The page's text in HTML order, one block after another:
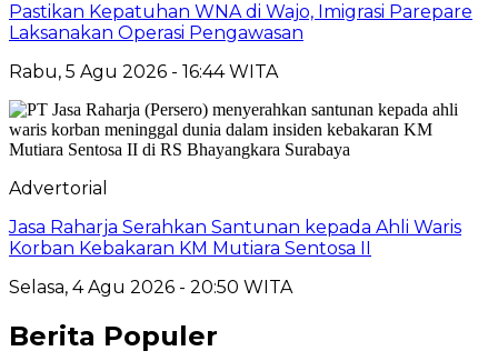
Pastikan Kepatuhan WNA di Wajo, Imigrasi Parepare
Laksanakan Operasi Pengawasan
Rabu, 5 Agu 2026 - 16:44 WITA
Advertorial
Jasa Raharja Serahkan Santunan kepada Ahli Waris
Korban Kebakaran KM Mutiara Sentosa II
Selasa, 4 Agu 2026 - 20:50 WITA
Berita Populer